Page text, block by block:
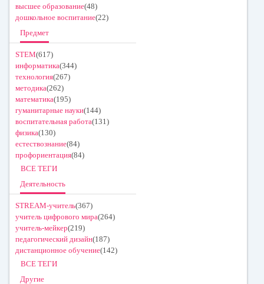
высшее образование(48)
дошкольное воспитание(22)
Предмет
STEM(617)
информатика(344)
технология(267)
методика(262)
математика(195)
гуманитарные науки(144)
воспитательная работа(131)
физика(130)
естествознание(84)
профориентация(84)
ВСЕ ТЕГИ
Деятельность
STREAM-учитель(367)
учитель цифрового мира(264)
учитель-мейкер(219)
педагогический дизайн(187)
дистанционное обучение(142)
ВСЕ ТЕГИ
Другие